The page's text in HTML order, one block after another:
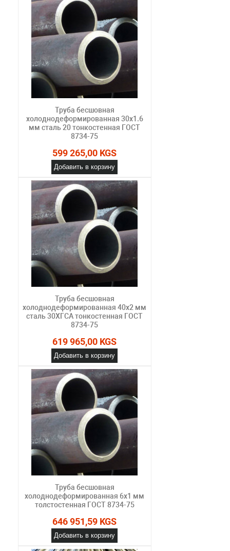
Труба бесшовная
холоднодеформированная 30х1.6
мм сталь 20 тонкостенная ГОСТ
8734-75
599 265,00 KGS
Добавить в корзину
Труба бесшовная
холоднодеформированная 40х2 мм
сталь 30ХГСА тонкостенная ГОСТ
8734-75
619 965,00 KGS
Добавить в корзину
Труба бесшовная
холоднодеформированная 6х1 мм
толстостенная ГОСТ 8734-75
646 951,59 KGS
Добавить в корзину